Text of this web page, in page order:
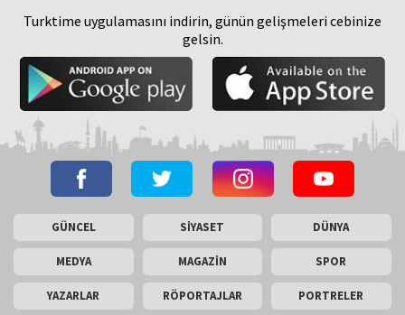
Turktime uygulamasını indirin, günün gelişmeleri cebinize
gelsin.
GÜNCEL SİYASET DÜNYA
MEDYA MAGAZİN SPOR
YAZARLAR RÖPORTAJLAR PORTRELER